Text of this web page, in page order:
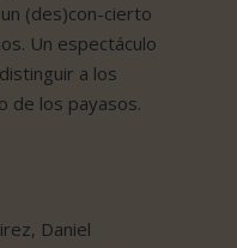
(des)con-cierto
Un espectáculo
a los
de los payasos.
Daniel